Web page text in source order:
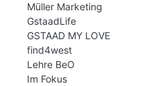
Müller Marketing
GstaadLife
GSTAAD MY LOVE
find4west
Lehre BeO
Im Fokus